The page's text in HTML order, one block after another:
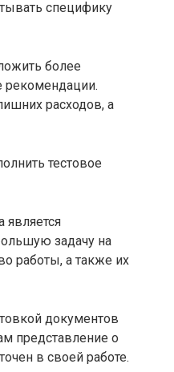
специфику
более
рекомендации.
расходов, а
тестовое
задачу на
работы, а также их
документов
представление о
в своей работе.